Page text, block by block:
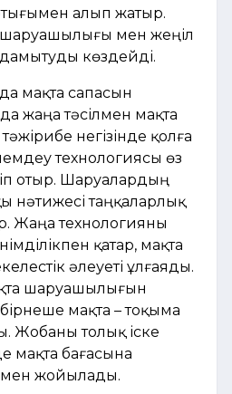
алып жатыр.
шаруашылығы мен жеңіл
дамытуды көздейді.
мақта сапасын
жаңа тәсілмен мақта
негізінде қолға
технологиясы өз
отыр. Шаруалардың
нәтижесі таңқаларлық
Жаңа технологияны
қатар, мақта
әлеуеті ұлғаяды.
шаруашылығын
мақта – тоқыма
Жобаны толық іске
мақта бағасына
жойылады.